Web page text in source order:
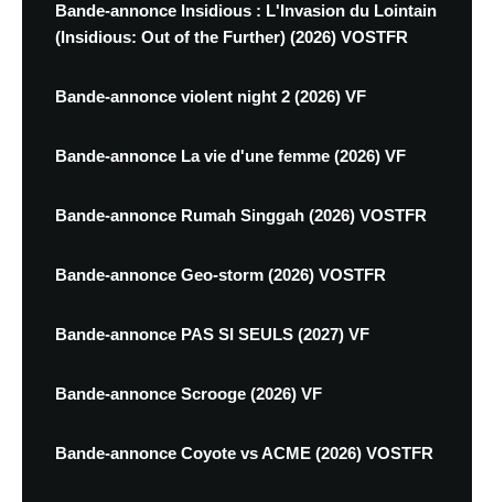
Bande-annonce Insidious : L'Invasion du Lointain
(Insidious: Out of the Further) (2026) VOSTFR
Bande-annonce violent night 2 (2026) VF
Bande-annonce La vie d'une femme (2026) VF
Bande-annonce Rumah Singgah (2026) VOSTFR
Bande-annonce Geo-storm (2026) VOSTFR
Bande-annonce PAS SI SEULS (2027) VF
Bande-annonce Scrooge (2026) VF
Bande-annonce Coyote vs ACME (2026) VOSTFR